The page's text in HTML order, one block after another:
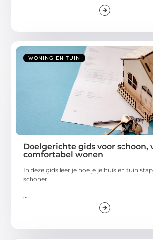
WONING EN TUIN
Doelgerichte gids voor schoon,
comfortabel wonen
In deze gids leer je hoe je je huis en tuin
schoner,